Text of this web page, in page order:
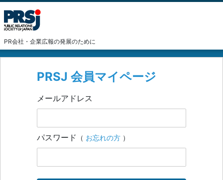
PR会社・企業広報の発展のために
PRSJ 会員マイページ
メールアドレス
パスワード （ お忘れの方 ）